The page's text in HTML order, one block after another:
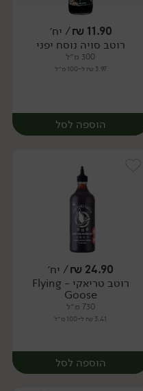
יח׳
11.90
₪/ יח׳
רוטב סויה נוסח יפני
300 מ״ל
3.97 ₪ ל-100 מ״ל
הוספה לסל
יח׳
24.90
₪/ יח׳
רוטב טריאקי - Flying
Goose
730 מ״ל
3.41 ₪ ל-100 מ״ל
הוספה לסל
יח׳